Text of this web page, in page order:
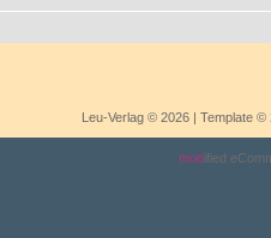
Leu-Verlag © 2026 | Template
modified